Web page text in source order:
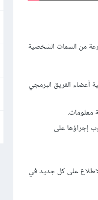
من السمات الشخصية
أعضاء الفريق البرمجي
معلومات.
إجراؤها على
على كل جديد في